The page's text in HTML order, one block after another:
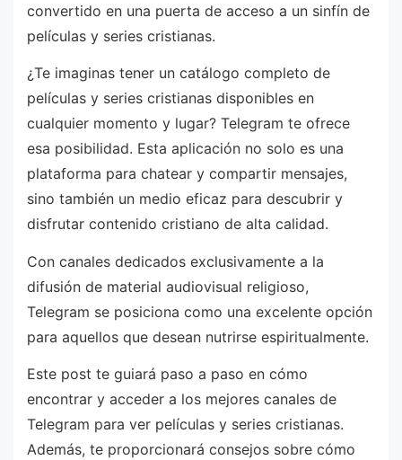
convertido en una puerta de acceso a un sinfín de
películas y series cristianas.
¿Te imaginas tener un catálogo completo de
películas y series cristianas disponibles en
cualquier momento y lugar? Telegram te ofrece
esa posibilidad. Esta aplicación no solo es una
plataforma para chatear y compartir mensajes,
sino también un medio eficaz para descubrir y
disfrutar contenido cristiano de alta calidad.
Con canales dedicados exclusivamente a la
difusión de material audiovisual religioso,
Telegram se posiciona como una excelente opción
para aquellos que desean nutrirse espiritualmente.
Este post te guiará paso a paso en cómo
encontrar y acceder a los mejores canales de
Telegram para ver películas y series cristianas.
Además, te proporcionará consejos sobre cómo